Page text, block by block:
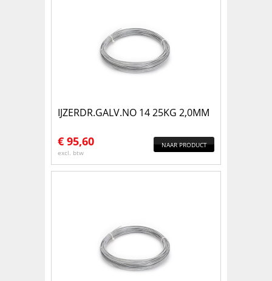
IJZERDR.GALV.NO 14 25KG 2,0MM
€ 95,60
excl. btw
NAAR PRODUCT